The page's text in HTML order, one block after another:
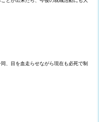
、目を血走らせながら現在も必死で制